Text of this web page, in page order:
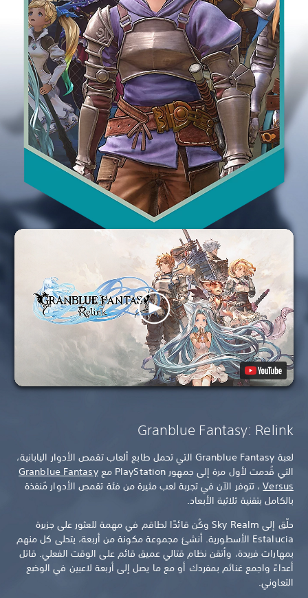
Granblue Fantasy: Relink
لعبة Granblue Fantasy التي تحمل طابع ألعاب تقمص الأدوار اليابانية،
التي قُدمت لأول مرة إلى جمهور PlayStation مع
Granblue Fantasy
Versus، تتوفر الآن في تجربة لعب مثيرة من فئة تقمص الأدوار مُنفذة
بالكامل بتقنية ثلاثية الأبعاد.
حلّق إلى Sky Realm وكُن قائدًا لطاقم في مهمة للعثور على جزيرة
Estalucia الأسطورية. أنشئ مجموعة مكونة من أربعة، يتحلى كل منهم
بمهارات فريدة، وأتقن نظام قتالي عميق قائم على الوقت الفعلي. قاتل
أعداءً واجمع غنائم بمفردك أو مع ما يصل إلى أربعة لاعبين في الوضع
التعاوني.